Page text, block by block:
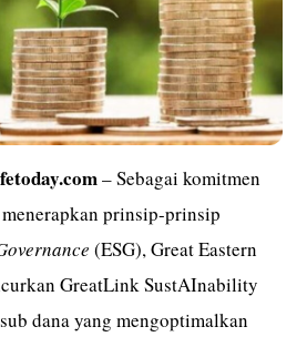
– Sebagai komitmen
prinsip-prinsip
(ESG), Great Eastern
GreatLink SustAInability
dana yang mengoptimalkan